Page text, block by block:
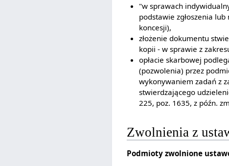
"w sprawach
podstawie zgłoszenia
koncesji),
złożenie dokumentu
kopii - w sprawie z
opłacie skarbowej
(pozwolenia) przez
wykonywaniem zadań z
stwierdzającego
225, poz. 1635, z późn.
Zwolnienia z
Podmioty zwolnione